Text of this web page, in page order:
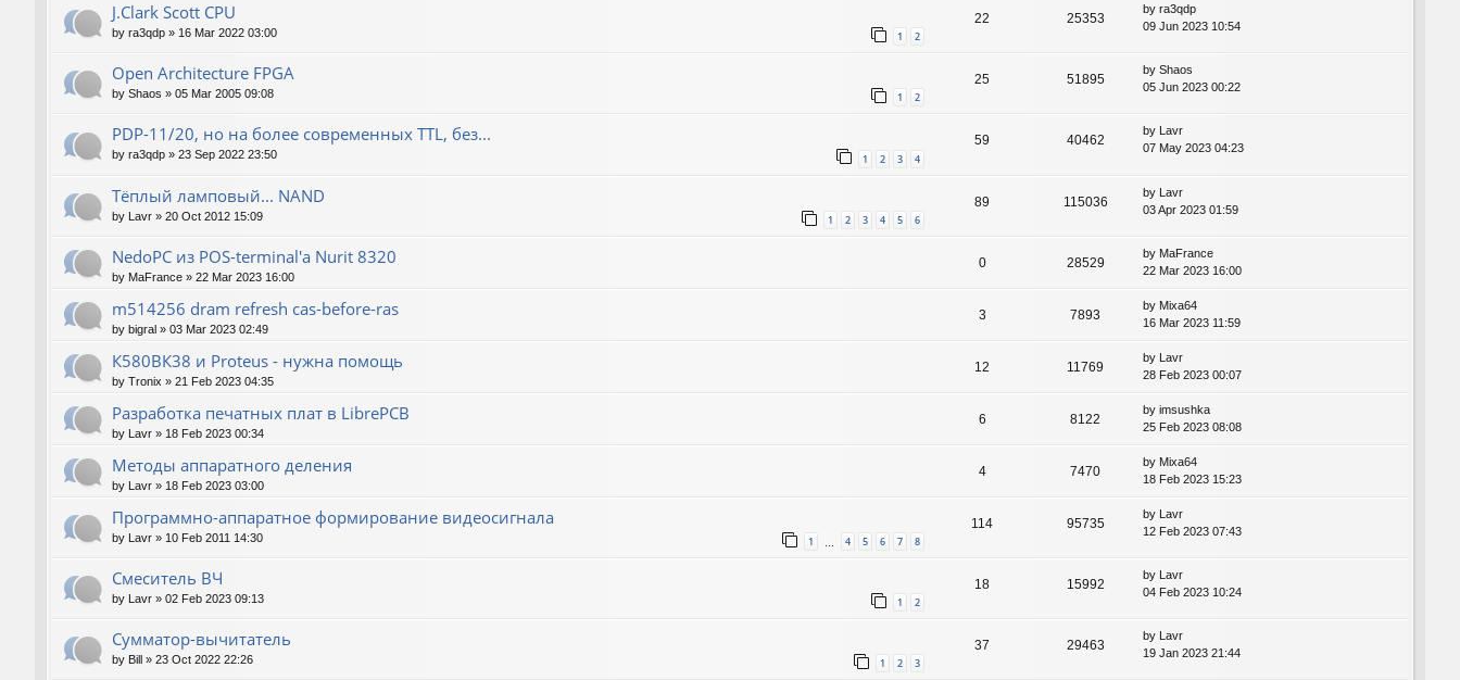
J.Clark Scott CPU
by ra3qdp » 16 Mar 2022 03:00 1 2
22 25353
by ra3qdp
09 Jun 2023 10:54
Open Architecture FPGA
by Shaos » 05 Mar 2005 09:08 1 2
25 51895
by Shaos
05 Jun 2023 00:22
PDP-11/20, но на более современных TTL, без...
by ra3qdp » 23 Sep 2022 23:50 1 2 3 4
59 40462
by Lavr
07 May 2023 04:23
Тёплый ламповый... NAND
by Lavr » 20 Oct 2012 15:09 1 2 3 4 5 6
89 115036
by Lavr
03 Apr 2023 01:59
NedoPC из POS-terminal'а Nurit 8320
by MaFrance » 22 Mar 2023 16:00
0 28529
by MaFrance
22 Mar 2023 16:00
m514256 dram refresh cas-before-ras
by bigral » 03 Mar 2023 02:49
3 7893
by Mixa64
16 Mar 2023 11:59
К580ВК38 и Proteus - нужна помощь
by Tronix » 21 Feb 2023 04:35
12 11769
by Lavr
28 Feb 2023 00:07
Разработка печатных плат в LibrePCB
by Lavr » 18 Feb 2023 00:34
6 8122
by imsushka
25 Feb 2023 08:08
Методы аппаратного деления
by Lavr » 18 Feb 2023 03:00
4 7470
by Mixa64
18 Feb 2023 15:23
Программно-аппаратное формирование видеосигнала
by Lavr » 10 Feb 2011 14:30 1 4 5 6 7 8
114 95735
by Lavr
12 Feb 2023 07:43
Смеситель ВЧ
by Lavr » 02 Feb 2023 09:13 1 2
18 15992
by Lavr
04 Feb 2023 10:24
Сумматор-вычитатель
by Bill » 23 Oct 2022 22:26 1 2 3
37 29463
by Lavr
19 Jan 2023 21:44